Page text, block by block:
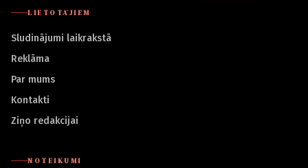
LIETOTĀJIEM
Sludinājumi laikrakstā
Reklāma
Par mums
Kontakti
Ziņo redakcijai
NOTEIKUMI